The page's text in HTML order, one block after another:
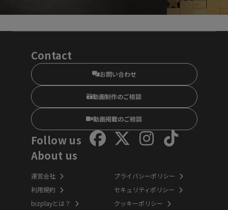
Contact
お問い合わせ
動画制作のご相談
動画掲載のご相談
Follow us
About us
運営会社
利用規約
bizplayとは？
プライバシーポリシー
セキュリティポリシー
クッキーポリシー